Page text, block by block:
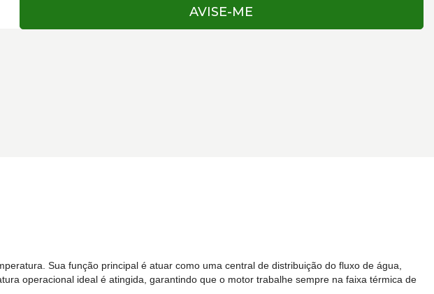
AVISE-ME
Sua função principal é atuar como uma central de distribuição do fluxo de água,
operacional ideal é atingida, garantindo que o motor trabalhe sempre na faixa térmica de